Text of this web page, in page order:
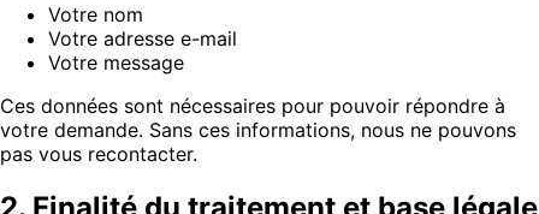
Votre nom
Votre adresse e-mail
Votre message
Ces données sont nécessaires pour pouvoir répondre à
votre demande. Sans ces informations, nous ne pouvons
pas vous recontacter.
2. Finalité du traitement et base légale